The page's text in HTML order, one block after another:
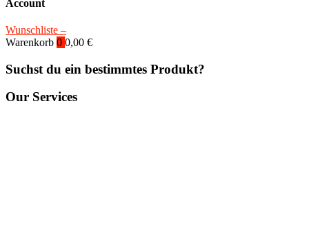
Account
Wunschliste –
Warenkorb 0 0,00 €
Suchst du ein bestimmtes Produkt?
Our Services